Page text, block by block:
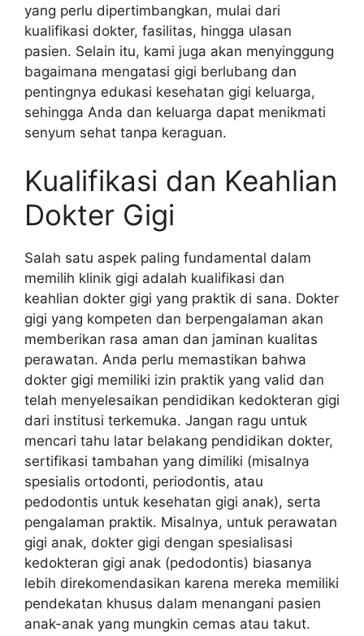
yang perlu dipertimbangkan, mulai dari
kualifikasi dokter, fasilitas, hingga ulasan
pasien. Selain itu, kami juga akan menyinggung
bagaimana mengatasi gigi berlubang dan
pentingnya edukasi kesehatan gigi keluarga,
sehingga Anda dan keluarga dapat menikmati
senyum sehat tanpa keraguan.
Kualifikasi dan Keahlian
Dokter Gigi
Salah satu aspek paling fundamental dalam
memilih klinik gigi adalah kualifikasi dan
keahlian dokter gigi yang praktik di sana. Dokter
gigi yang kompeten dan berpengalaman akan
memberikan rasa aman dan jaminan kualitas
perawatan. Anda perlu memastikan bahwa
dokter gigi memiliki izin praktik yang valid dan
telah menyelesaikan pendidikan kedokteran gigi
dari institusi terkemuka. Jangan ragu untuk
mencari tahu latar belakang pendidikan dokter,
sertifikasi tambahan yang dimiliki (misalnya
spesialis ortodonti, periodontis, atau
pedodontis untuk kesehatan gigi anak), serta
pengalaman praktik. Misalnya, untuk perawatan
gigi anak, dokter gigi dengan spesialisasi
kedokteran gigi anak (pedodontis) biasanya
lebih direkomendasikan karena mereka memiliki
pendekatan khusus dalam menangani pasien
anak-anak yang mungkin cemas atau takut.